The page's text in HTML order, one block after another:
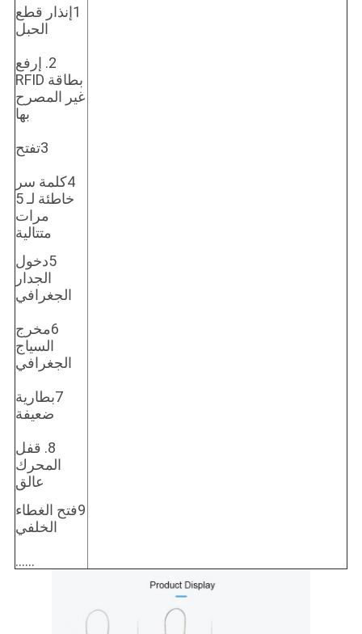
1إنذار قطع
الحبل
2. إرفع
بطاقة RFID
غير المصرح
بها
3تفتح
4كلمة سر
خاطئة لـ 5
مرات
متتالية
5دخول
الجدار
الجغرافي
6مخرج
السياج
الجغرافي
7بطارية
ضعيفة
8. قفل
المحرك
عالق
9فتح الغطاء
الخلفي
......